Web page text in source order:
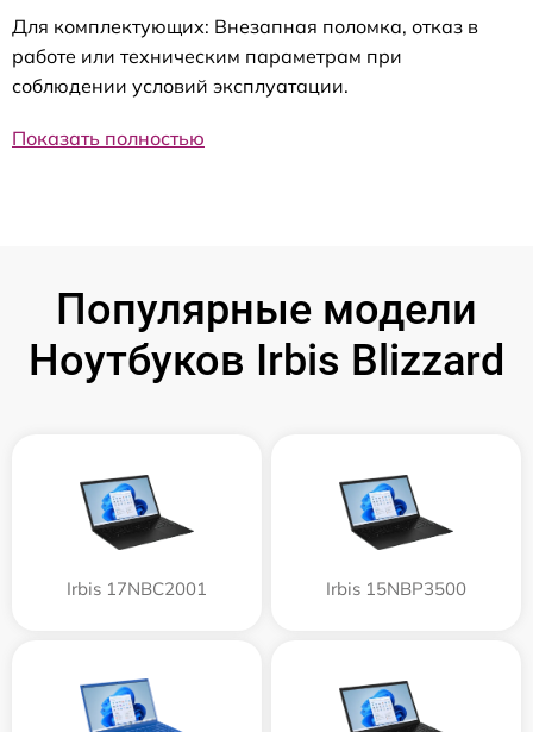
Для комплектующих: Внезапная поломка, отказ в
работе или техническим параметрам при
соблюдении условий эксплуатации.
Показать полностью
Популярные модели
Ноутбуков Irbis Blizzard
Irbis 17NBC2001 Irbis 15NBP3500